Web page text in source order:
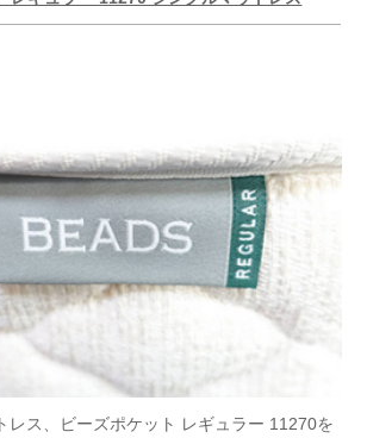
レス、ビーズポケット レギュラー 11270を